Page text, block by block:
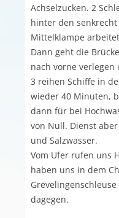
Achselzucken. 2
hinter den
Mittelklampe
Dann geht die
nach vorne
3 reihen Schiffe in
wieder 40 Minuten,
dann für bei
von Null. Dienst
und Salzwasser.
Vom Ufer rufen uns
haben uns in dem
dagegen.